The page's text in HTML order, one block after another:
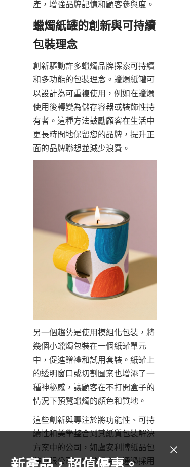
產，增強品牌記憶和顧客參與度。
蠟燭紙罐的創新與可持續
創新驅動許多蠟燭品牌探索可持續
和多功能的包裝理念。蠟燭紙罐可
以設計為可重複使用，例如在蠟燭
使用後轉變為儲存容器或裝飾性持
有者。這種方法鼓勵顧客在生活中
更長時間地保留您的品牌，提升正
面的品牌聯想並減少浪費。
另一個趨勢是使用模組化包裝，將
幾個小蠟燭包裝在一個紙罐單元
中，促進贈禮和試用套裝。紙罐上
的透明窗口或切割圖案也增添了一
種神秘感，讓顧客在不打開盒子的
情況下預覽蠟燭的顏色和質地。
這些創新與專注於將功能性、可持
續性和美學整合到其紙質包裝解決
方案中的公司，如盧安利博紙品包
裝有限公司，完美契合。通過採用